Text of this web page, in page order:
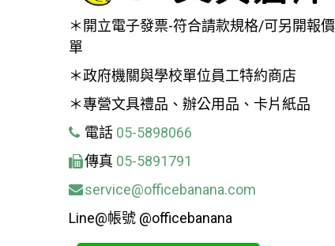
＊開立電子發票-符合請款規格/可另開報價
單
＊政府機關與學校單位員工特約商店
＊專營文具禮品、辦公用品、卡片紙品
電話 05-5898066
傳真 05-5891791
service@officebanana.com
Line@帳號 @officebanana